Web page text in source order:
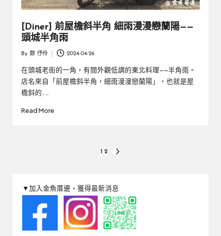
[Diner] 前屋檐斜半角 細雨漫漫戀蘭陽——
頭城半角雨
Posted
by
By 鄭 伃伶 2024-04-26
在頭城老街的一角，有間外觀低調的東北料理——半角雨。
店名來自「前屋檐斜半角，細雨漫漫戀蘭陽」，也就是屋
檐斜的……
Read More
分
2
▼加入金魚厝邊‧獲得最新消息